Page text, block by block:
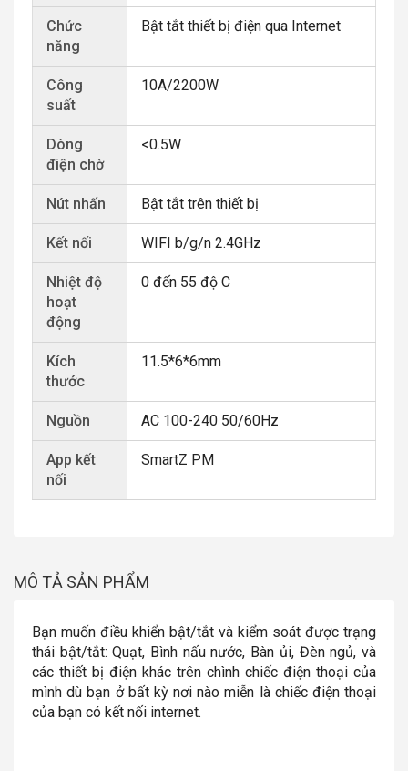
Chức
năng
Bật tắt thiết bị điện qua Internet
Công
suất
10A/2200W
Dòng
điện chờ
<0.5W
Nút nhấn Bật tắt trên thiết bị
Kết nối WIFI b/g/n 2.4GHz
Nhiệt độ
hoạt
động
0 đến 55 độ C
Kích
thước
11.5*6*6mm
Nguồn AC 100-240 50/60Hz
App kết
nối
SmartZ PM
MÔ TẢ SẢN PHẨM
Bạn muốn điều khiển bật/tắt và kiểm soát được trạng
thái bật/tắt: Quạt, Bình nấu nước, Bàn ủi, Đèn ngủ, và
các thiết bị điện khác trên chình chiếc điện thoại của
mình dù bạn ở bất kỳ nơi nào miễn là chiếc điện thoại
của bạn có kết nối internet.